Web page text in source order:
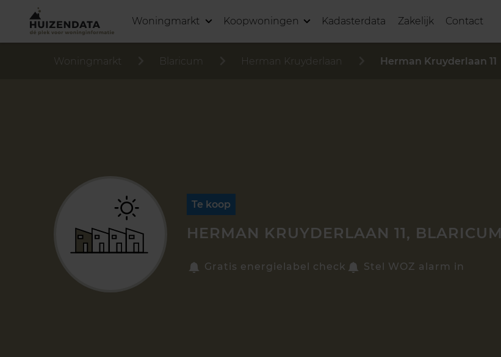
Woningmarkt Koopwoningen Kadasterdata Zakelijk Contact
Woningmarkt Blaricum Herman Kruyderlaan Herman Kruyderlaan 11
Te koop
HERMAN KRUYDERLAAN 11, BLARICUM
Gratis energielabel check Stel WOZ alarm in